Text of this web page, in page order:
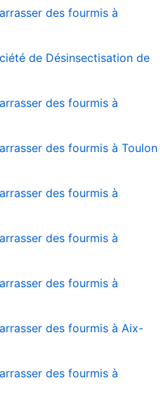
des fourmis à
de Désinsectisation de
des fourmis à
des fourmis à Toulon
des fourmis à
des fourmis à
des fourmis à
des fourmis à Aix-
des fourmis à